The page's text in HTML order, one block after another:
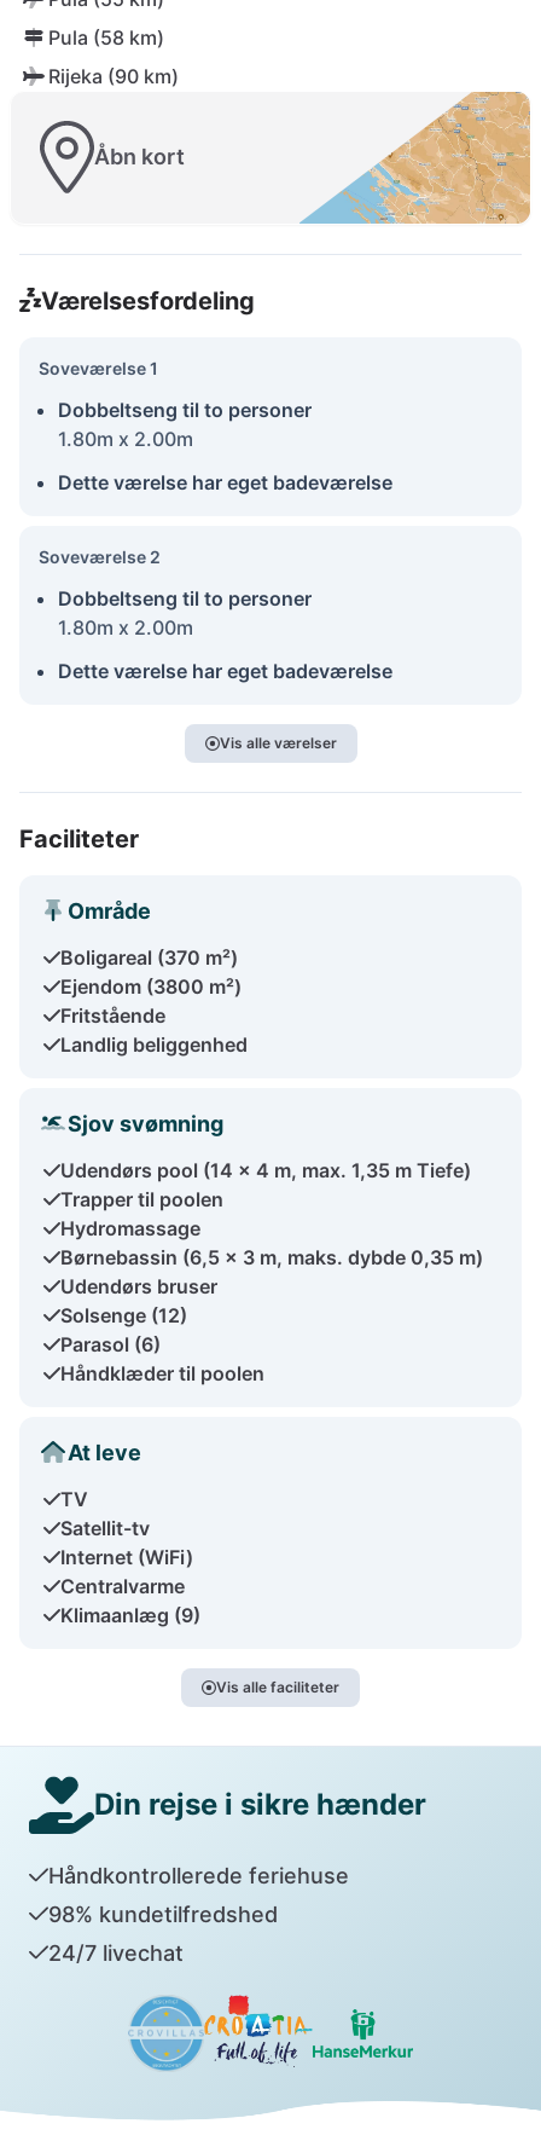
Pula (58 km)
Rijeka (90 km)
Åbn kort
Værelsesfordeling
Soveværelse 1
Dobbeltseng til to personer
1.80m x 2.00m
Dette værelse har eget badeværelse
Soveværelse 2
Dobbeltseng til to personer
1.80m x 2.00m
Dette værelse har eget badeværelse
Vis alle værelser
Faciliteter
Område
Boligareal (370 m²)
Ejendom (3800 m²)
Fritstående
Landlig beliggenhed
Sjov svømning
Udendørs pool (14 x 4 m, max. 1,35 m Tiefe)
Trapper til poolen
Hydromassage
Børnebassin (6,5 x 3 m, maks. dybde 0,35 m)
Udendørs bruser
Solsenge (12)
Parasol (6)
Håndklæder til poolen
At leve
TV
Satellit-tv
Internet (WiFi)
Centralvarme
Klimaanlæg (9)
Vis alle faciliteter
Din rejse i sikre hænder
Håndkontrollerede feriehuse
98% kundetilfredshed
24/7 livechat